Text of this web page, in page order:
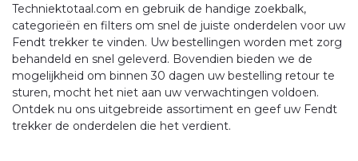
Techniektotaal.com en gebruik de handige zoekbalk,
categorieën en filters om snel de juiste onderdelen voor uw
Fendt trekker te vinden. Uw bestellingen worden met zorg
behandeld en snel geleverd. Bovendien bieden we de
mogelijkheid om binnen 30 dagen uw bestelling retour te
sturen, mocht het niet aan uw verwachtingen voldoen.
Ontdek nu ons uitgebreide assortiment en geef uw Fendt
trekker de onderdelen die het verdient.